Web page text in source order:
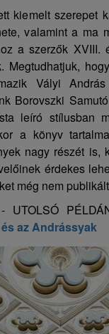
kiemelt szerepet
valamint a ma
a szerzők XVIII.
Megtudhatjuk,
Vályi
Borovszki
leíró stílusban
a könyv
nagy részét is,
érdekes
még nem
UTOLSÓ
az Andrássyak